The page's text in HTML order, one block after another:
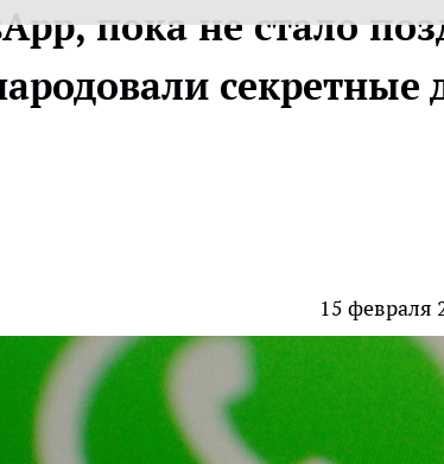
пока не стало
секретные
15 февраля